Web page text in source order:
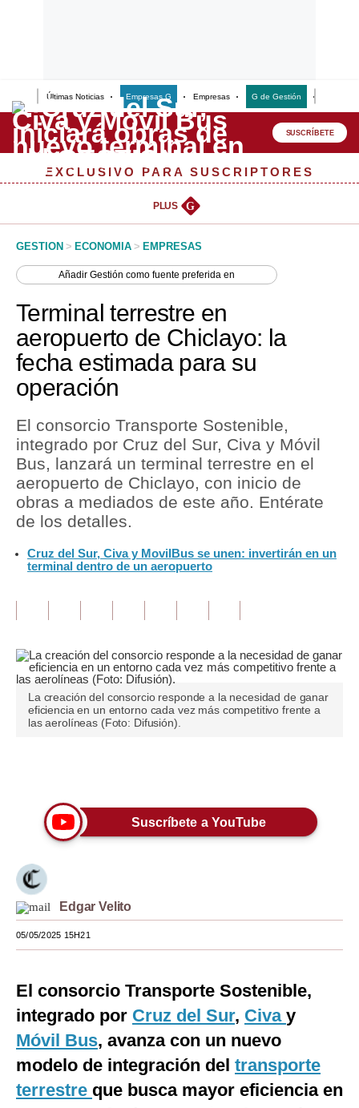
Últimas Noticias Empresas G Empresas G de Gestión
Lo último
Peru Quiosco
Management & Empleo
Perú
Política
Tu Dinero
Finanzas Personales
Inmobiliarias
Plus G
Opinión
Editorial
Lujo
Viajes
EEUU
México
España
Internacional
Club del Suscriptor
G de Gestión
Notas Contratadas
SUSCRÍBETE
EXCLUSIVO PARA SUSCRIPTORES
PLUS G
GESTION > ECONOMIA > EMPRESAS
AñadirGestión como fuente preferida en
Terminal terrestre en
aeropuerto de Chiclayo: la
fecha estimada para su
operación
El consorcio Transporte Sostenible,
integrado por Cruz del Sur, Civa y Móvil
Bus, lanzará un terminal terrestre en el
aeropuerto de Chiclayo, con inicio de
obras a mediados de este año. Entérate
de los detalles.
Cruz del Sur, Civa y MovilBus se unen: invertirán en un
terminal dentro de un aeropuerto
La creación del consorcio responde a la necesidad de ganar
eficiencia en un entorno cada vez más competitivo frente a
las aerolíneas (Foto: Difusión).
Suscríbete a YouTube
Edgar Velito
05/05/2025 15H21
El consorcio Transporte Sostenible,
integrado por Cruz del Sur, Civa y
Móvil Bus, avanza con un nuevo
modelo de integración del transporte
terrestre que busca mayor eficiencia en